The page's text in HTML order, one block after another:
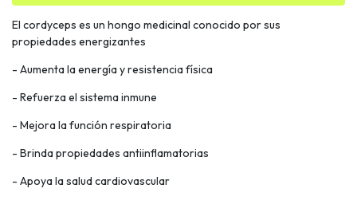
El cordyceps es un hongo medicinal conocido por sus
propiedades energizantes
- Aumenta la energía y resistencia física
- Refuerza el sistema inmune
- Mejora la función respiratoria
- Brinda propiedades antiinflamatorias
- Apoya la salud cardiovascular